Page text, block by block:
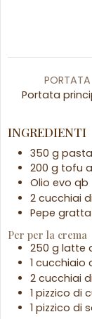
PORTATA
Portata
INGREDIENTI
350 g
200 g tofu
Olio evo qb
2 cucchiai di
Pepe
Per per la crema
250 g latte
1 cucchiaio
2 cucchiai di
1 pizzico di
1 pizzico di